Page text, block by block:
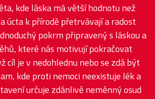
kde láska má větší hodnotu než
úcta k přírodě přetrvávají a radost
pokrm připravený s láskou a
které nás motivují pokračovat
cíl je v nedohlednu nebo se zdá být
kde proti nemoci neexistuje lék a
určuje zdánlivě neměnný osud